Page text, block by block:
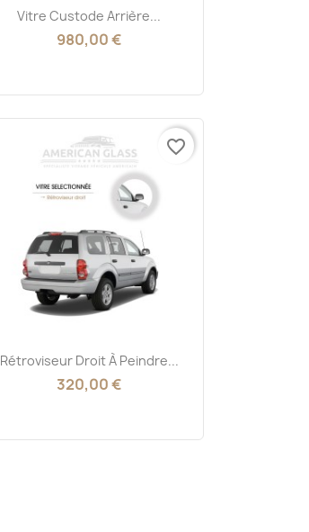
Aperçu rapide
Vitre Custode Arrière...
980,00 €
Aperçu rapide
Rétroviseur Droit À Peindre...
320,00 €
favorite_border